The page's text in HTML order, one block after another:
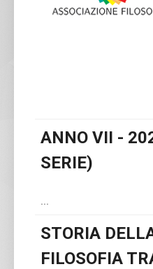
ANNO VII -
SERIE)
...
STORIA
FILOSOFIA